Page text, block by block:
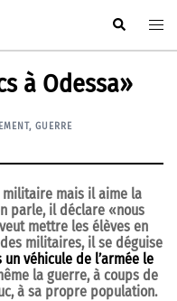
Rechercher
à Odessa»
, GUERRE
militaire mais il aime la
parle, il déclare «nous
mettre les élèves en
militaires, il se déguise
véhicule de l’armée le
la guerre, à coups de
à sa propre population.